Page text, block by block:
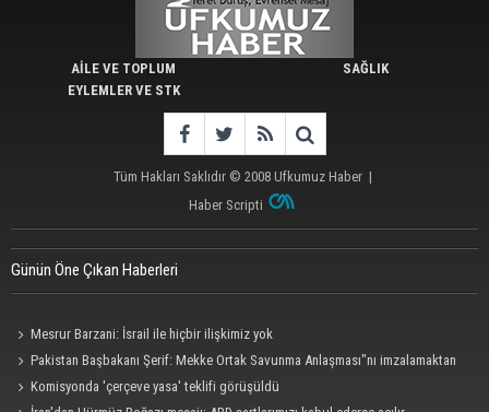
AİLE VE TOPLUM
EYLEMLER VE STK
SAĞLIK
Tüm Hakları Saklıdır © 2008 Ufkumuz Haber |
Haber Scripti
Günün Öne Çıkan Haberleri
Mesrur Barzani: İsrail ile hiçbir ilişkimiz yok
Pakistan Başbakanı Şerif: Mekke Ortak Savunma Anlaşması"nı imzalamaktan
onur duyuyorum
Komisyonda 'çerçeve yasa' teklifi görüşüldü